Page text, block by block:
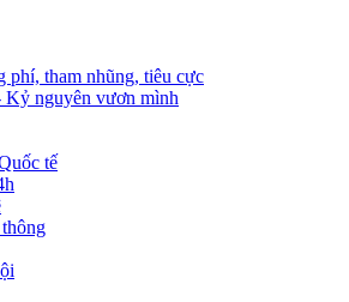
phí, tham nhũng, tiêu cực
Kỷ nguyên vươn mình
tế